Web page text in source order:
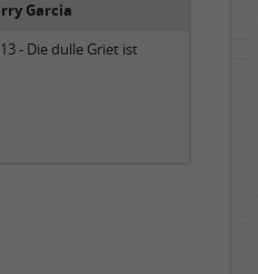
Garcia
- Die dulle Griet ist